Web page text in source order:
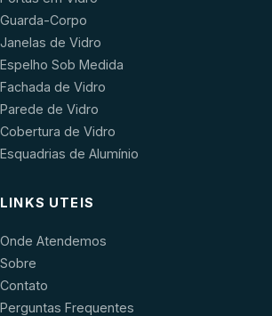
Guarda-Corpo
Janelas de Vidro
Espelho Sob Medida
Fachada de Vidro
Parede de Vidro
Cobertura de Vidro
Esquadrias de Alumínio
LINKS UTEIS
Onde Atendemos
Sobre
Contato
Perguntas Frequentes